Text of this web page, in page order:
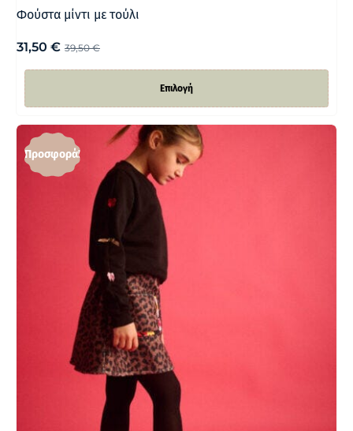
Φούστα μίντι με τούλι
39,50€
31,50 €
Επιλογή
Προσφορά!